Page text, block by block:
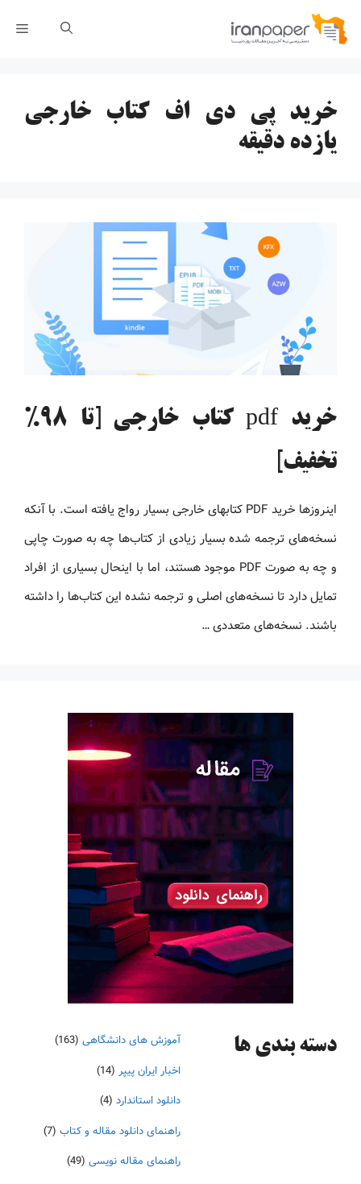
پرش
خرید پی دی اف کتاب خارجی
یازده دقیقه
خرید pdf کتاب خارجی [تا 98%
تخفیف]
اینروزها خرید PDF کتاب‎های خارجی بسیار رواج یافته است. با آنکه
نسخه‌های ترجمه شده بسیار زیادی از کتاب‌ها چه به صورت چاپی
و چه به صورت PDF موجود هستند، اما با اینحال بسیاری از افراد
تمایل دارد تا نسخه‌های اصلی و ترجمه نشده این کتاب‌ها را داشته
باشند. نسخه‌های متعددی …
دسته‌ بندی ها آموزش های دانشگاهی (163)
اخبار ایران پیپر (14)
دانلود استاندارد (4)
راهنمای دانلود مقاله و کتاب (7)
راهنمای مقاله نویسی (49)